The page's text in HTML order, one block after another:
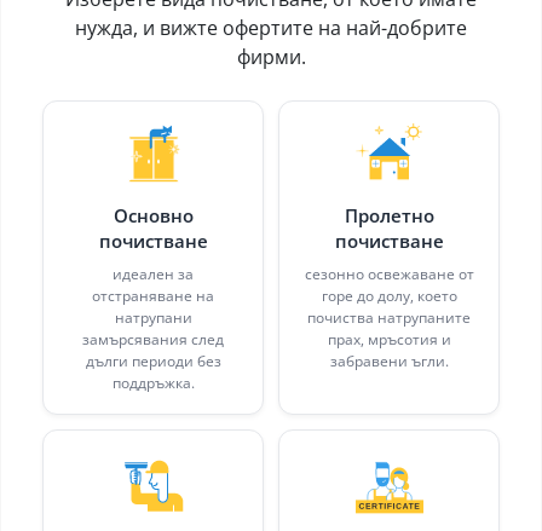
нужда, и вижте офертите на най-добрите
фирми.
Основно
почистване
идеален за
отстраняване на
натрупани
замърсявания след
дълги периоди без
поддръжка.
Пролетно
почистване
сезонно освежаване от
горе до долу, което
почиства натрупаните
прах, мръсотия и
забравени ъгли.